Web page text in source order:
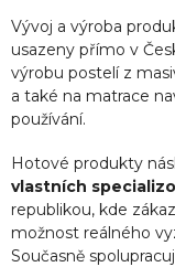
Vývoj a výroba
usazeny přímo v
výrobu postelí z
a také na matrace
používání.
Hotové produkty
vlastních
republikou, kde
možnost reálného
Současně